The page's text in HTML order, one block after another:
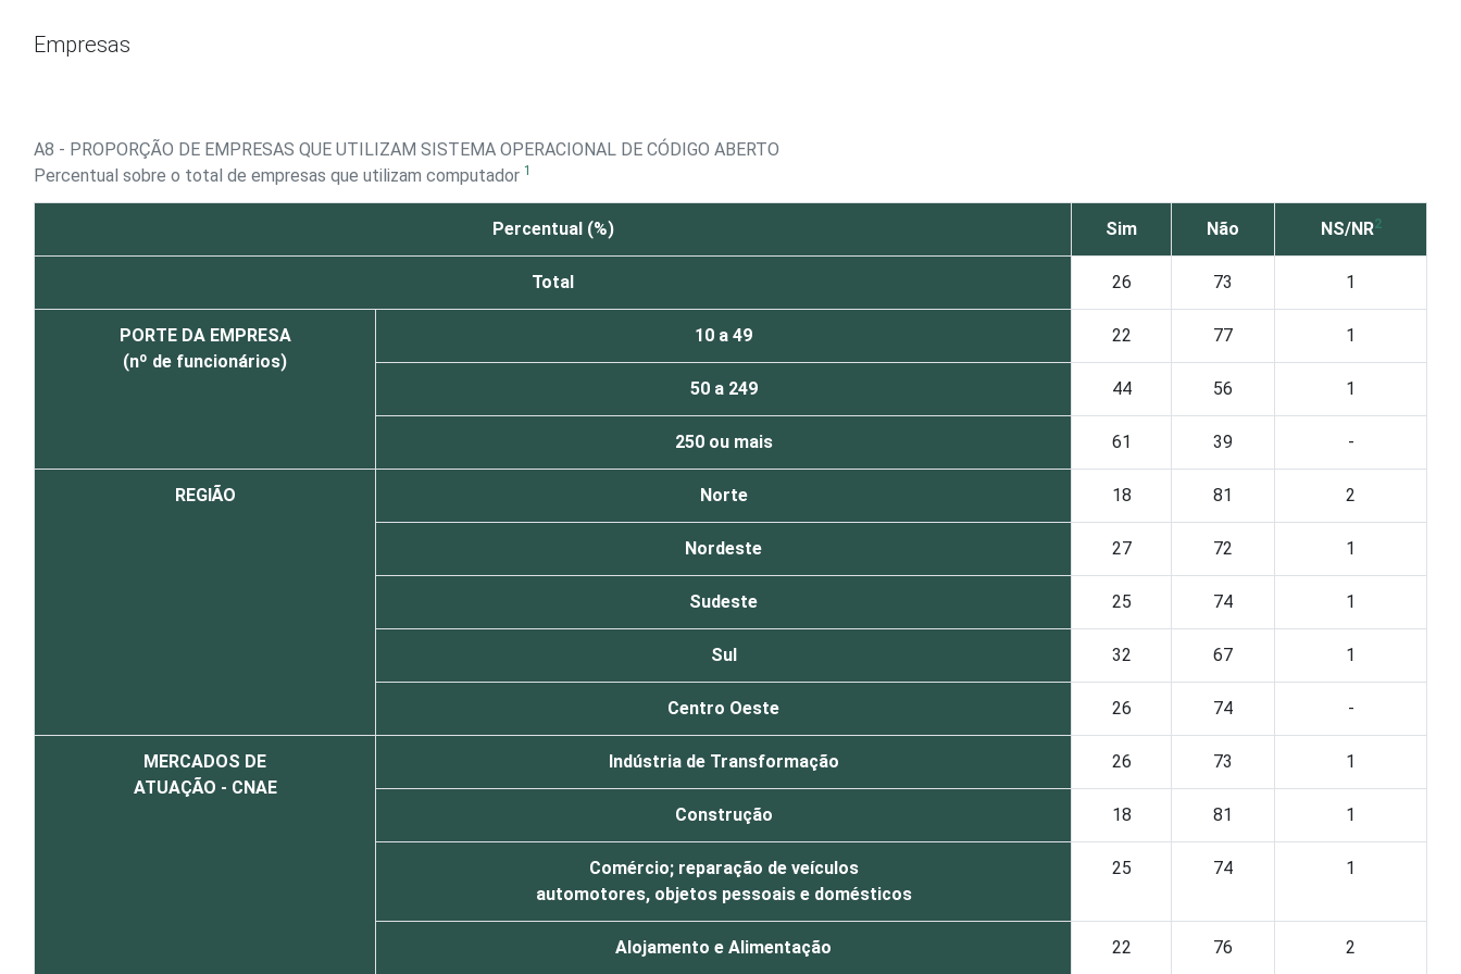
Empresas
A8 - PROPORÇÃO DE EMPRESAS QUE UTILIZAM SISTEMA OPERACIONAL DE CÓDIGO ABERTO
Percentual sobre o total de empresas que utilizam computador 1
Percentual (%) Sim Não NS/NR2
Total 26 73 1
PORTE DA EMPRESA
(nº de funcionários)
10 a 49 22 77 1
50 a 249 44 56 1
250 ou mais 61 39 -
REGIÃO Norte 18 81 2
Nordeste 27 72 1
Sudeste 25 74 1
Sul 32 67 1
Centro Oeste 26 74 -
MERCADOS DE
ATUAÇÃO - CNAE
Indústria de Transformação 26 73 1
Construção 18 81 1
Comércio; reparação de veículos
automotores, objetos pessoais e domésticos
25 74 1
Alojamento e Alimentação 22 76 2